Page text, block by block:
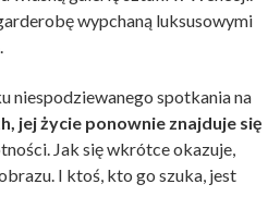
wypchaną luksusowymi
niespodziewanego spotkania na
jej życie ponownie znajduje się
Jak się wkrótce okazuje,
I ktoś, kto go szuka, jest